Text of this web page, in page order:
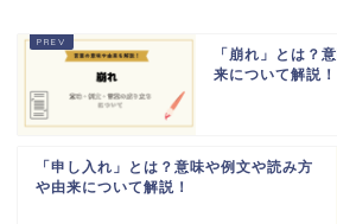
「崩れ」とは？
来について解説！
「申し入れ」とは？意味や例文や読み方
や由来について解説！